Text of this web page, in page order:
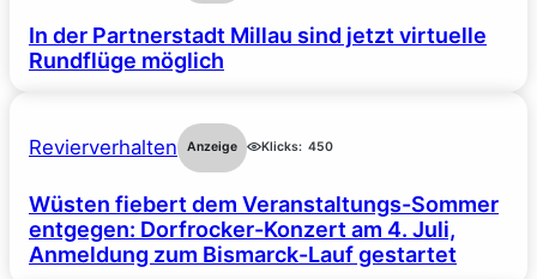
In der Partnerstadt Millau sind jetzt virtuelle
Rundflüge möglich
Revierverhalten Anzeige Klicks: 450
Wüsten fiebert dem Veranstaltungs-Sommer
entgegen: Dorfrocker-Konzert am 4. Juli,
Anmeldung zum Bismarck-Lauf gestartet